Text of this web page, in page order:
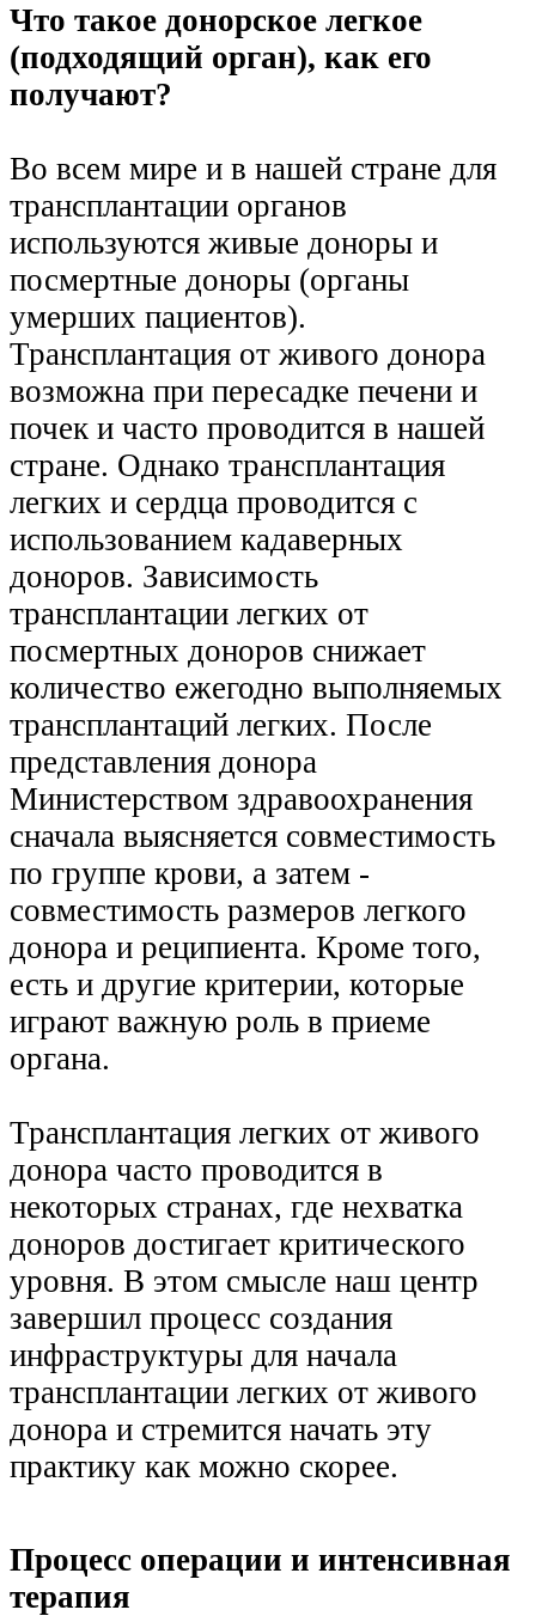
Что такое донорское легкое
(подходящий орган), как его
получают?
Во всем мире и в нашей стране для
трансплантации органов
используются живые доноры и
посмертные доноры (органы
умерших пациентов).
Трансплантация от живого донора
возможна при пересадке печени и
почек и часто проводится в нашей
стране. Однако трансплантация
легких и сердца проводится с
использованием кадаверных
доноров. Зависимость
трансплантации легких от
посмертных доноров снижает
количество ежегодно выполняемых
трансплантаций легких. После
представления донора
Министерством здравоохранения
сначала выясняется совместимость
по группе крови, а затем -
совместимость размеров легкого
донора и реципиента. Кроме того,
есть и другие критерии, которые
играют важную роль в приеме
органа.
Трансплантация легких от живого
донора часто проводится в
некоторых странах, где нехватка
доноров достигает критического
уровня. В этом смысле наш центр
завершил процесс создания
инфраструктуры для начала
трансплантации легких от живого
донора и стремится начать эту
практику как можно скорее.
Процесс операции и интенсивная
терапия